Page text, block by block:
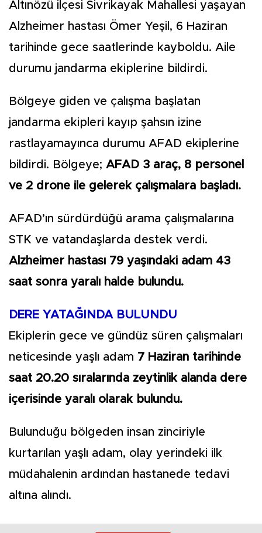
Altınözü ilçesi Sivrikayak Mahallesi yaşayan
Alzheimer hastası Ömer Yeşil, 6 Haziran
tarihinde gece saatlerinde kayboldu. Aile
durumu jandarma ekiplerine bildirdi.
Bölgeye giden ve çalışma başlatan
jandarma ekipleri kayıp şahsın izine
rastlayamayınca durumu AFAD ekiplerine
bildirdi. Bölgeye; AFAD 3 araç, 8 personel
ve 2 drone ile gelerek çalışmalara başladı.
AFAD’ın sürdürdüğü arama çalışmalarına
STK ve vatandaşlarda destek verdi.
Alzheimer hastası 79 yaşındaki adam 43
saat sonra yaralı halde bulundu.
DERE YATAĞINDA BULUNDU
Ekiplerin gece ve gündüz süren çalışmaları
neticesinde yaşlı adam 7 Haziran tarihinde
saat 20.20 sıralarında zeytinlik alanda dere
içerisinde yaralı olarak bulundu.
Bulunduğu bölgeden insan zinciriyle
kurtarılan yaşlı adam, olay yerindeki ilk
müdahalenin ardından hastanede tedavi
altına alındı.